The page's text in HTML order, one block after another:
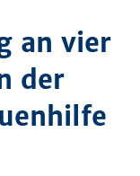
an vier
der